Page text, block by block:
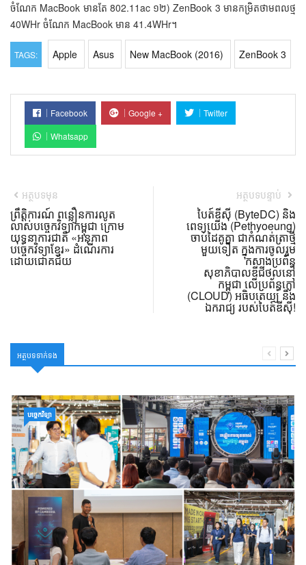
ចំណែក MacBook មានតែ 802.11ac ១២) ZenBook 3 មានកម្រិតថាមពលថ្ម
40WHr ចំណែក MacBook មាន 41.4WHr។
TAGS: Apple Asus New MacBook (2016) ZenBook 3
Facebook Google +
Twitter
Whatsapp
អត្ថបទមុន
ព្រឹត្តិការណ៍ ពន្លឿនការលូត
លាស់បច្ចេកវិទ្យាកម្ពុជា ក្រោម
យុទ្ធនាការជាតិ «អនុភាព
បច្ចេកវិទ្យាខ្មែរ» ដំណើរការ
ដោយជោគជ័យ
អត្ថបទបន្ទាប់
បៃត៍ឌីស៊ី (ByteDC) និង
ពេទ្យយើង (Pethyoeung)
ចាប់ដៃគូគ្នា ជាកំណត់ត្រាថ្មី
មួយទៀត ក្នុងការចូលរួម
កសាងប្រព័ន្ធ
សុខាភិបាលឌីជីថល​នៅ
កម្ពុជា លើប្រព័ន្ធក្លៅ
(CLOUD) អធិបតេយ្យ និង
ឯករាជ្យ របស់បៃត៍ឌីស៊ី!
អត្ថបទទាក់ទង
បច្ចេកវិទ្យា